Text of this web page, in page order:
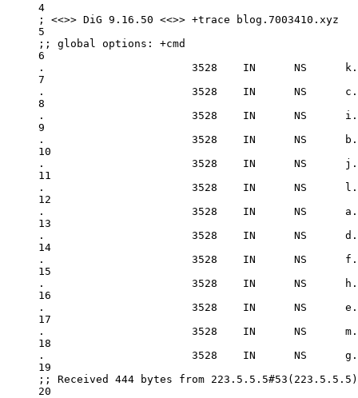
4
; <<>> DiG 9.16 . 50 <<>> +trace blog. 7003410. xyz
5
;; global options: +cmd
6
.
3528 IN
NS
7
.
3528 IN
NS
8
.
3528 IN
NS
9
.
3528 IN
NS
10
.
3528 IN
NS
11
.
3528 IN
NS
12
.
3528 IN
NS
13
.
3528 IN
NS
14
.
3528 IN
NS
15
.
3528 IN
NS
16
.
3528 IN
NS
17
.
3528 IN
NS
18
.
3528 IN
NS
19
;; Received 444 bytes from 223.5 . 5.5
20